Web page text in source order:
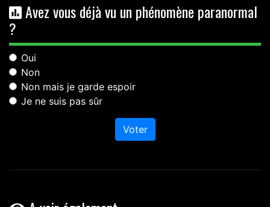
Avez vous déjà vu un phénomène paranormal
?
Oui
Non
Non mais je garde espoir
Je ne suis pas sûr
Voter